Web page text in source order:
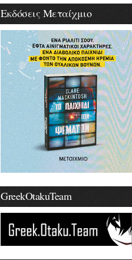
Εκδόσεις Μεταίχμιο
GreekOtakuTeam